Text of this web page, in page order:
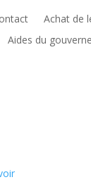
Achat de
Aides du